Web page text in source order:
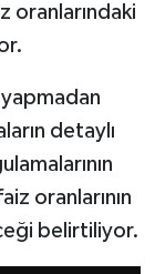
oranlarındaki
yapmadan
detaylı
oranlarının
belirtiliyor.